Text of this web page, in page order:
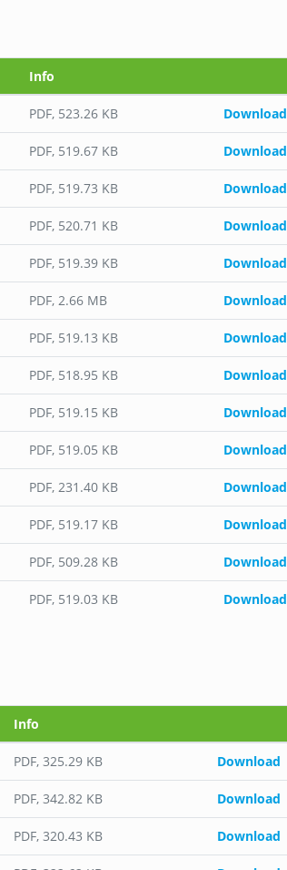
Info
PDF, 523.26 KB Download
PDF, 519.67 KB Download
PDF, 519.73 KB Download
PDF, 520.71 KB Download
PDF, 519.39 KB Download
PDF, 2.66 MB Download
PDF, 519.13 KB Download
PDF, 518.95 KB Download
PDF, 519.15 KB Download
PDF, 519.05 KB Download
PDF, 231.40 KB Download
PDF, 519.17 KB Download
PDF, 509.28 KB Download
PDF, 519.03 KB Download
Info
PDF, 325.29 KB Download
PDF, 342.82 KB Download
PDF, 320.43 KB Download